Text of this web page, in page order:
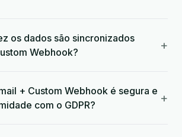
os dados são sincronizados
Webhook?
+
+ Custom Webhook é segura e
com o GDPR?
+